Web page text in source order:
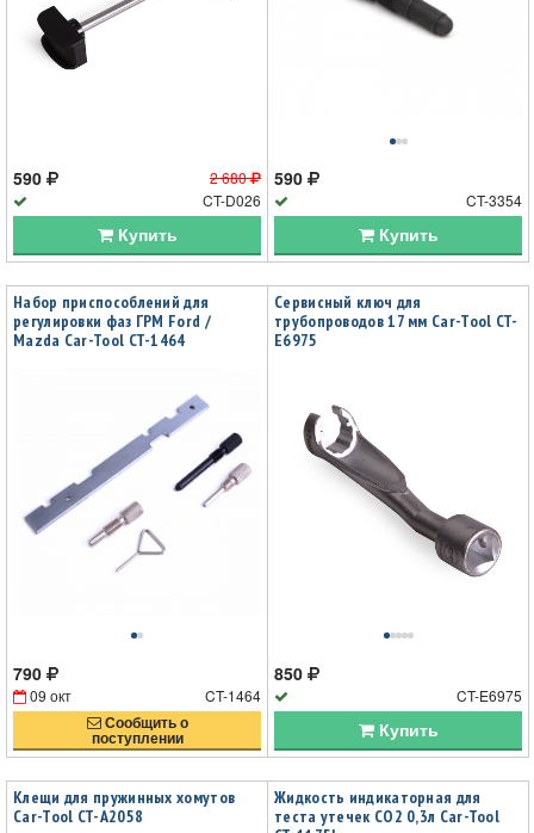
2 680
590
CT-D026
Купить
590
CT-3354
Купить
Набор приспособлений для
регулировки фаз ГРМ Ford /
Mazda Car-Tool CT-1464
790
09 окт CT-1464
Сообщить о
поступлении
Сервисный ключ для
трубопроводов 17 мм Car-Tool CT-
E6975
850
CT-E6975
Купить
Клещи для пружинных хомутов
Car-Tool CT-A2058
Жидкость индикаторная для
теста утечек CO2 0,3л Car-Tool